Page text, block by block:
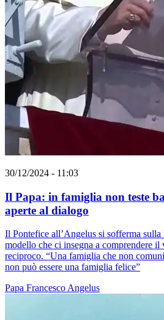
30/12/2024 - 11:03
Il Papa: in famiglia non teste
aperte al dialogo
Il Pontefice all’Angelus si sofferma
modello che ci insegna a comprendere il
reciproco. “Una famiglia che non
non può essere una famiglia felice”
Papa Francesco Angelus